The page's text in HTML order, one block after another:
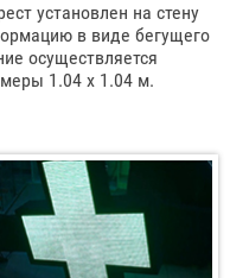
установлен на стену
в виде бегущего
осуществляется
1.04 х 1.04 м.